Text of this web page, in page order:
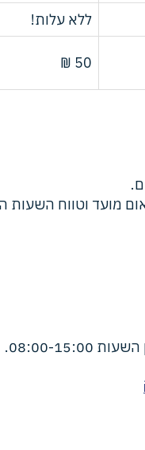
ללא עלות!
50 ₪
מועד וטווח השעות